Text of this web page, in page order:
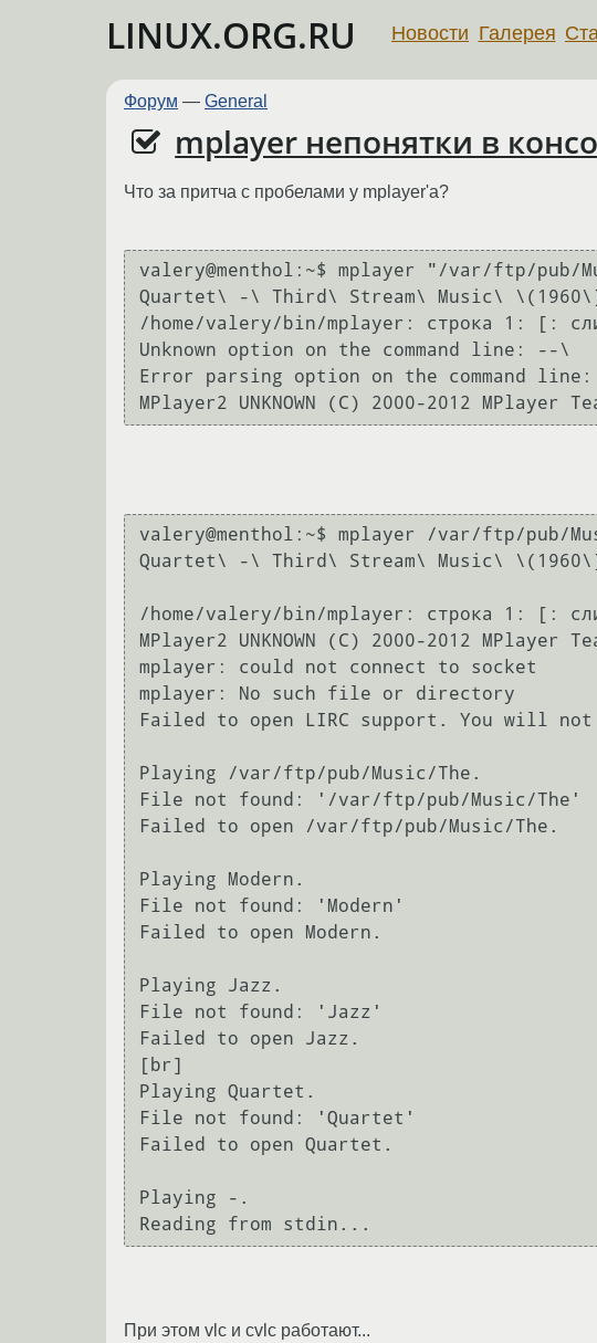
LINUX.ORG.RU Новости Галерея
Форум — General
mplayer непонятки в
Что за притча с пробелами у mplayer'а?
valery@menthol:~$ mplayer "/var/ftp/pub/
Quartet\ -\ Third\ Stream\ Music\
/home/valery/bin/mplayer: строка 1: [:
Unknown option on the command line: --\
Error parsing option on the command
MPlayer2 UNKNOWN (C) 2000-2012 MPlayer
valery@menthol:~$ mplayer /var/ftp/pub/
Quartet\ -\ Third\ Stream\ Music\
/home/valery/bin/mplayer: строка 1: [:
MPlayer2 UNKNOWN (C) 2000-2012 MPlayer
mplayer: could not connect to socket
mplayer: No such file or directory
Failed to open LIRC support. You will
Playing /var/ftp/pub/Music/The.
File not found: '/var/ftp/pub/Music/The'
Failed to open /var/ftp/pub/Music/The.
Playing Modern.
File not found: 'Modern'
Failed to open Modern.
Playing Jazz.
File not found: 'Jazz'
Failed to open Jazz.
[br]
Playing Quartet.
File not found: 'Quartet'
Failed to open Quartet.
Playing -.
Reading from stdin...
При этом vlc и cvlc работают...